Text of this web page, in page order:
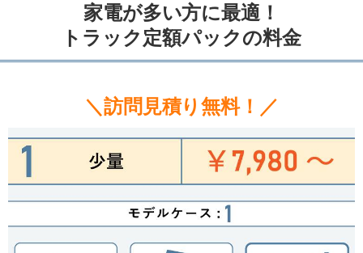
家電が多い方に最適！
トラック定額パックの料金
＼訪問見積り無料！／